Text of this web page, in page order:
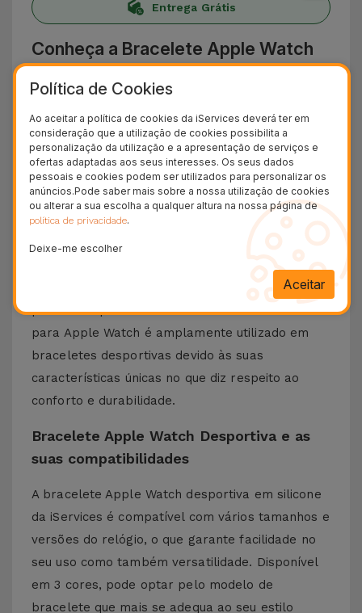
Entrega Grátis
Conheça a Bracelete Apple Watch
Desportiva
Desportiva da iServices que adiciona conforto e
resistência aos seus dias. Fabricada a partir de
silicone leve e flexível,adapta-se a qualquer tipo
de pulso, podendo ser usada por longos
períodos de tempo.
O design perfurado desta bracelete desportiva
para Apple Watch assegura que a pele respire,
reduzindo ao mesmo tempo o suor durante a
prática desportiva. O material desta Bracelete
para Apple Watch é amplamente utilizado em
braceletes desportivas devido às suas
características únicas no que diz respeito ao
conforto e durabilidade.
Bracelete Apple Watch Desportiva e as
suas compatibilidades
A bracelete Apple Watch desportiva em silicone
da iServices é compatível com vários tamanhos e
versões do relógio, o que garante facilidade no
seu uso como também versatilidade. Disponível
em 3 cores, pode optar pelo modelo de
bracelete que mais se adequa ao seu estilo
Política de Cookies
Ao aceitar a política de cookies da iServices deverá ter em
consideração que a utilização de cookies possibilita a
personalização da utilização e a apresentação de serviços e
ofertas adaptadas aos seus interesses. Os seus dados
pessoais e cookies podem ser utilizados para personalizar os
anúncios.Pode saber mais sobre a nossa utilização de cookies
ou alterar a sua escolha a qualquer altura na nossa página de
política de privacidade.
Deixe-me escolher
Aceitar